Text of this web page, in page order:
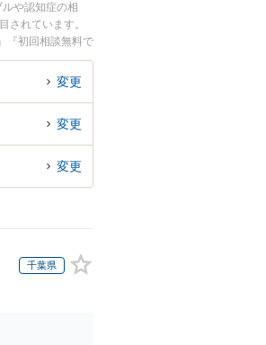
や認知症の相
されています。
『初回相談無料で
変更
変更
変更
千葉県